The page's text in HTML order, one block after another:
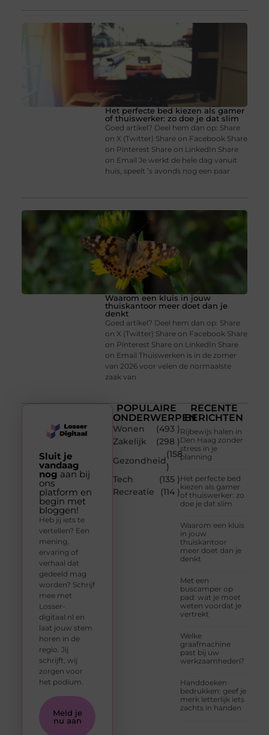
Het perfecte bed kiezen als gamer
of thuiswerker: zo doe je dat slim
Goed artikel? Deel hem dan op: Share
on X (Twitter) Share on Facebook Share
on Pinterest Share on LinkedIn Share
on Email Je werkt de hele dag vanuit
huis, speelt ’s avonds nog een paar
Waarom een kluis in jouw
thuiskantoor meer doet dan je
denkt
Goed artikel? Deel hem dan op: Share
on X (Twitter) Share on Facebook Share
on Pinterest Share on LinkedIn Share
on Email Thuiswerken is in de zomer
van 2026 voor velen de normaalste
zaak van
POPULAIRE
ONDERWERPEN
Wonen
(493 )
Zakelijk
(298 )
Gezondheid
(158
)
Tech
(135 )
Recreatie
(114 )
RECENTE
BERICHTEN
Rijbewijs halen in
Den Haag zonder
stress in je
planning
Het perfecte bed
kiezen als gamer
of thuiswerker: zo
doe je dat slim
Waarom een kluis
in jouw
thuiskantoor
meer doet dan je
denkt
Met een
buscamper op
pad: wat je moet
weten voordat je
vertrekt
Welke
graafmachine
past bij uw
werkzaamheden?
Handdoeken
bedrukken: geef je
merk letterlijk iets
zachts in handen
Sluit je
vandaag
nog aan bij
ons
platform en
begin met
bloggen!
Heb jij iets te
vertellen? Een
mening,
ervaring of
verhaal dat
gedeeld mag
worden? Schrijf
mee met
Losser-
digitaal.nl en
laat jouw stem
horen in de
regio. Jij
schrijft, wij
zorgen voor
het podium.
Meld je
nu aan